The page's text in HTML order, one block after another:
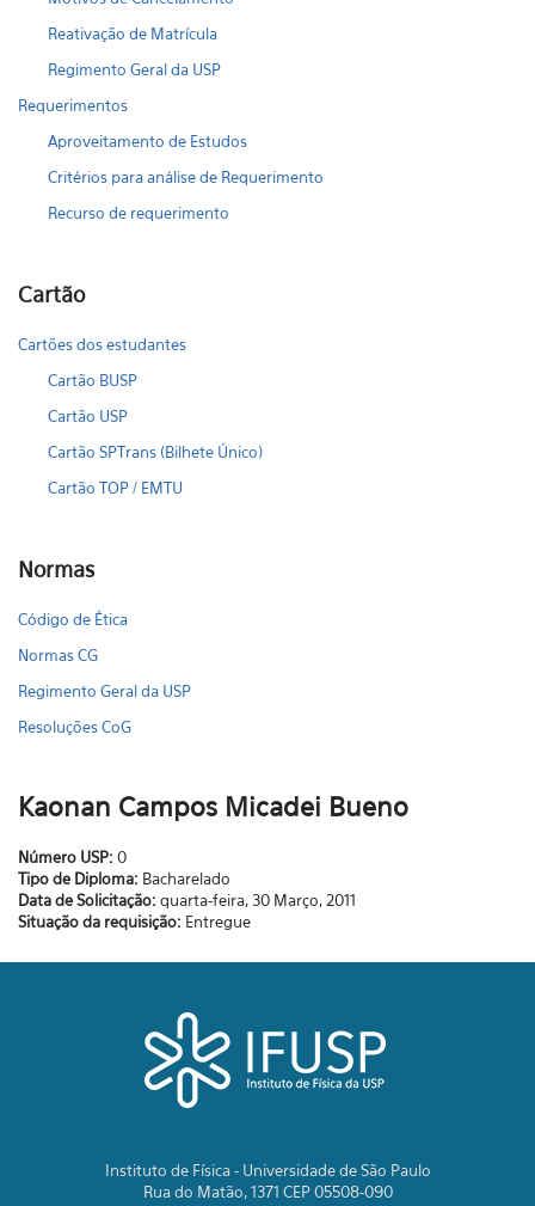
Reativação de Matrícula
Regimento Geral da USP
Requerimentos
Aproveitamento de Estudos
Critérios para análise de Requerimento
Recurso de requerimento
Cartão
Cartões dos estudantes
Cartão BUSP
Cartão USP
Cartão SPTrans (Bilhete Único)
Cartão TOP / EMTU
Normas
Código de Ética
Normas CG
Regimento Geral da USP
Resoluções CoG
Kaonan Campos Micadei Bueno
Número USP: 0
Tipo de Diploma: Bacharelado
Data de Solicitação: quarta-feira, 30 Março, 2011
Situação da requisição: Entregue
Instituto de Física - Universidade de São Paulo
Rua do Matão, 1371 CEP 05508-090